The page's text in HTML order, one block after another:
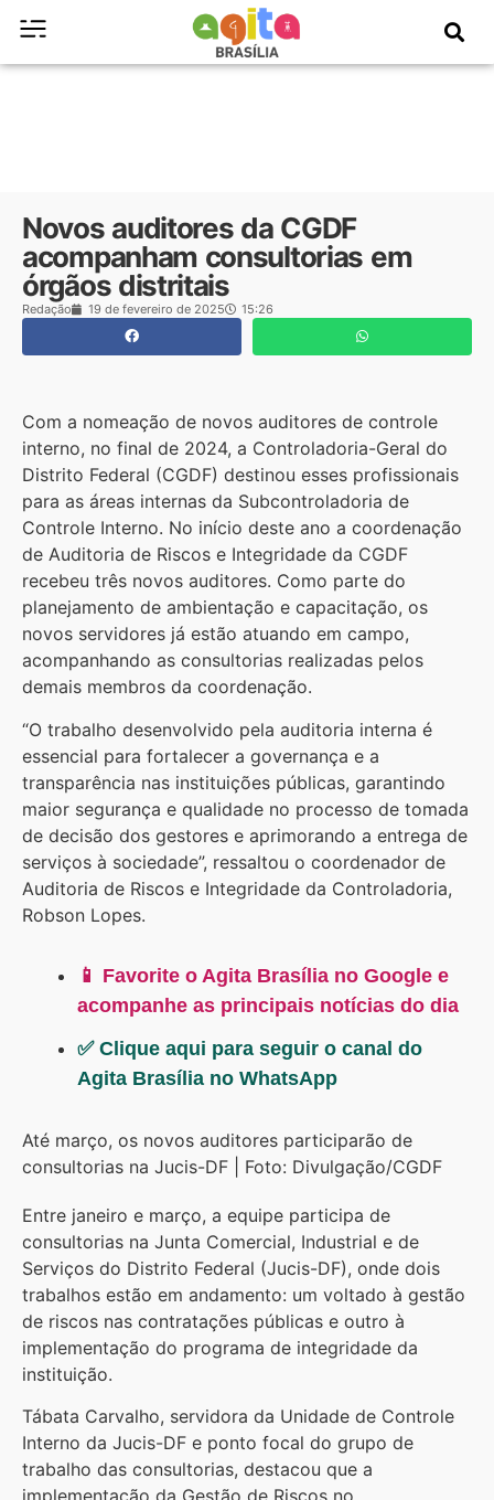
Novos auditores da CGDF
acompanham consultorias em
órgãos distritais
Redação 19 de fevereiro de 2025 15:26
Com a nomeação de novos auditores de controle
interno, no final de 2024, a Controladoria-Geral do
Distrito Federal (CGDF) destinou esses profissionais
para as áreas internas da Subcontroladoria de
Controle Interno. No início deste ano a coordenação
de Auditoria de Riscos e Integridade da CGDF
recebeu três novos auditores. Como parte do
planejamento de ambientação e capacitação, os
novos servidores já estão atuando em campo,
acompanhando as consultorias realizadas pelos
demais membros da coordenação.
“O trabalho desenvolvido pela auditoria interna é
essencial para fortalecer a governança e a
transparência nas instituições públicas, garantindo
maior segurança e qualidade no processo de tomada
de decisão dos gestores e aprimorando a entrega de
serviços à sociedade”, ressaltou o coordenador de
Auditoria de Riscos e Integridade da Controladoria,
Robson Lopes.
📱 Favorite o Agita Brasília no Google e
acompanhe as principais notícias do dia
✅ Clique aqui para seguir o canal do
Agita Brasília no WhatsApp
Até março, os novos auditores participarão de
consultorias na Jucis-DF | Foto: Divulgação/CGDF
Entre janeiro e março, a equipe participa de
consultorias na Junta Comercial, Industrial e de
Serviços do Distrito Federal (Jucis-DF), onde dois
trabalhos estão em andamento: um voltado à gestão
de riscos nas contratações públicas e outro à
implementação do programa de integridade da
instituição.
Tábata Carvalho, servidora da Unidade de Controle
Interno da Jucis-DF e ponto focal do grupo de
trabalho das consultorias, destacou que a
implementação da Gestão de Riscos no